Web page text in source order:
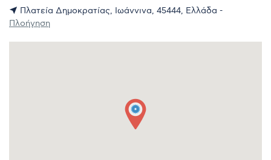
Πλατεία Δημοκρατίας, Ιωάννινα, 45444, Ελλάδα -
Πλοήγηση